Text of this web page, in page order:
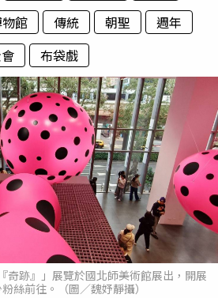
館 傳統 朝聖
週年
布袋戲
奇跡』」展覽於國北師美術館展出，開展
絲前往。（圖／魏妤靜攝）